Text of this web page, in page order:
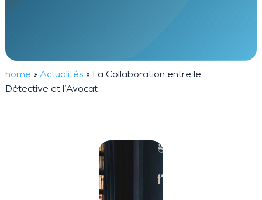
home » Actualités » La Collaboration entre le
Détective et l’Avocat